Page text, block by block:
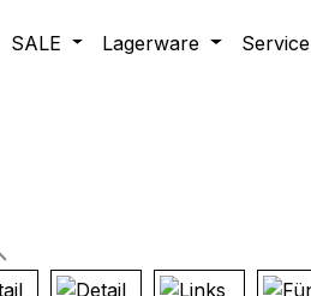
SALE Lagerware Service